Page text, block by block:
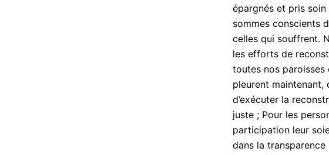
épargnés et pris
sommes conscients
celles qui souffrent.
les efforts de
toutes nos
pleurent maintenant,
d’exécuter la
juste ; Pour les
participation leur
dans la